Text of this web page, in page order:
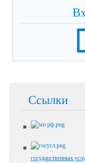
Ссылки
государственных